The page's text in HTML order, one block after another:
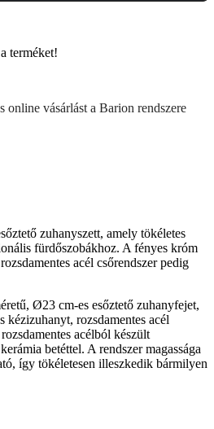
terméket!
online vásárlást a Barion rendszere
zuhanyszett, amely tökéletes
fürdőszobákhoz. A fényes króm
acél csőrendszer pedig
Ø23 cm-es esőztető zuhanyfejet,
rozsdamentes acél
acélból készült
betéttel. A rendszer magassága
így tökéletesen illeszkedik bármilyen